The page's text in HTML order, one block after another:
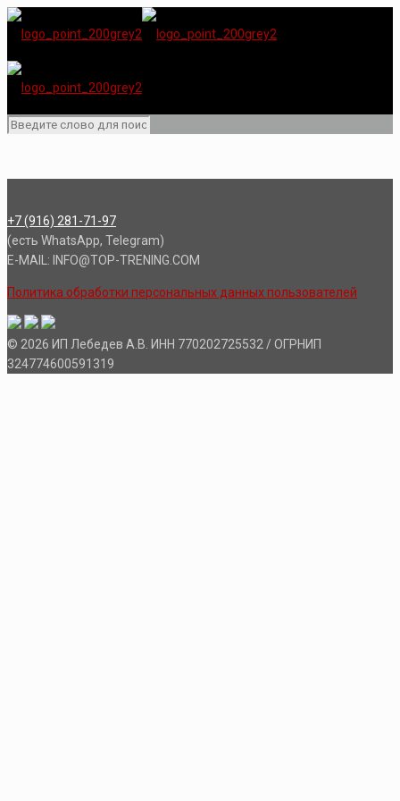
+7 (916) 281-71-97
(есть WhatsApp, Telegram)
E-MAIL: INFO@TOP-TRENING.COM
Политика обработки персональных данных пользователей
© 2026 ИП Лебедев А.В. ИНН 770202725532 / ОГРНИП
324774600591319